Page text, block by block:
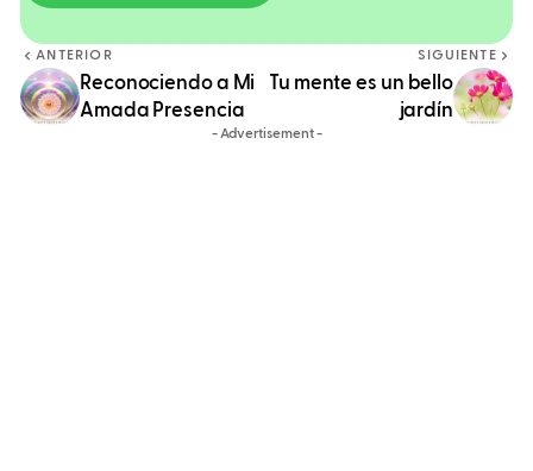
ANTERIOR
Reconociendo a Mi
Amada Presencia
SIGUIENTE
Tu mente es un bello
jardín
- Advertisement -